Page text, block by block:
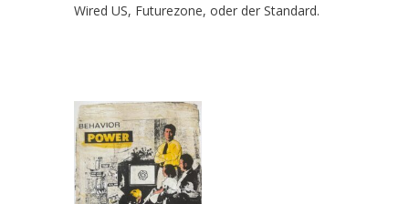
Wired US, Futurezone, oder der Standard.